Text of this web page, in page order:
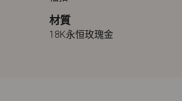
材質
18K永恒玫瑰金